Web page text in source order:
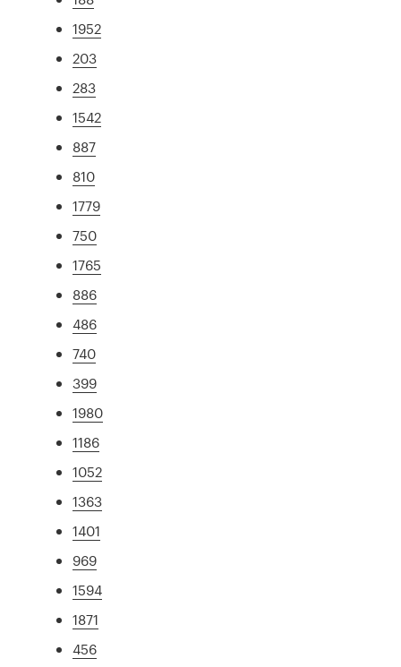
1952
203
283
1542
887
810
1779
750
1765
886
486
740
399
1980
1186
1052
1363
1401
969
1594
1871
456